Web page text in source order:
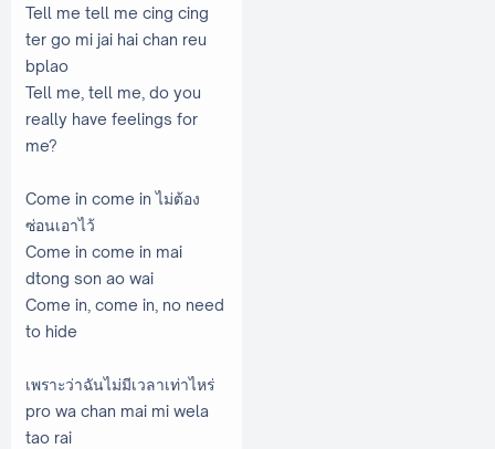
Tell me tell me cing cing
ter go mi jai hai chan reu
bplao
Tell me, tell me, do you
really have feelings for
me?
Come in come in ไม่ต้อง
ซ่อนเอาไว้
Come in come in mai
dtong son ao wai
Come in, come in, no need
to hide
เพราะว่าฉันไม่มีเวลาเท่าไหร่
pro wa chan mai mi wela
tao rai